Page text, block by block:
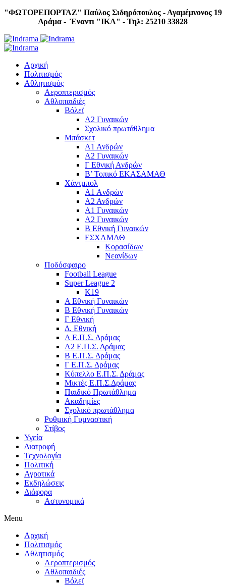
"ΦΩΤΟΡΕΠΟΡΤΑΖ" Παύλος Σιδηρόπουλος - Αγαμέμνονος 19
Δράμα - Έναντι "IKA" - Τηλ: 25210 33828
Αρχική
Πολιτισμός
Αθλητισμός
Αεροπτερισμός
Αθλοπαιδιές
Βόλεϊ
Α2 Γυναικών
Σχολικό πρωτάθλημα
Μπάσκετ
Α1 Ανδρών
Α2 Γυναικών
Γ Εθνική Ανδρών
Β’ Τοπικό ΕΚΑΣΑΜΑΘ
Χάντμπολ
A1 Aνδρών
Α2 Ανδρών
Α1 Γυναικών
Α2 Γυναικών
Β Εθνική Γυναικών
ΕΣΧΑΜΑΘ
Κορασίδων
Νεανίδων
Ποδόσφαιρο
Football League
Super League 2
Κ19
A Εθνική Γυναικών
Β Εθνική Γυναικών
Γ Εθνική
Δ. Εθνική
Α Ε.Π.Σ. Δράμας
Α2 Ε.Π.Σ. Δράμας
Β Ε.Π.Σ. Δράμας
Γ Ε.Π.Σ. Δράμας
Κύπελλο Ε.Π.Σ. Δράμας
Μικτές Ε.Π.Σ.Δράμας
Παιδικό Πρωτάθλημα
Ακαδημίες
Σχολικό πρωτάθλημα
Ρυθμική Γυμναστική
Στίβος
Υγεία
Διατροφή
Τεχνολογία
Πολιτική
Αγροτικά
Εκδηλώσεις
Διάφορα
Αστυνομικά
Menu
Αρχική
Πολιτισμός
Αθλητισμός
Αεροπτερισμός
Αθλοπαιδιές
Βόλεϊ